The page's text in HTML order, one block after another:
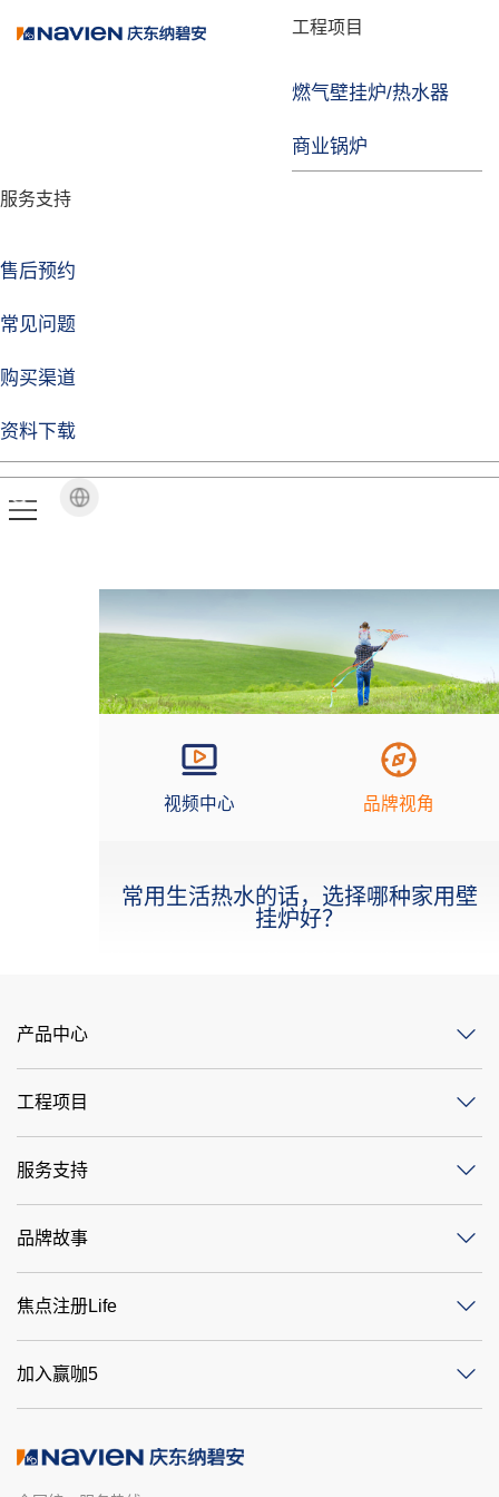
工程项目
燃气壁挂炉/热水器
商业锅炉
服务支持
售后预约
常见问题
购买渠道
资料下载
品牌故事
技术实力
企业动态
焦点注册Life
品牌视角
视频中心 品牌视角
常用生活热水的话，选择哪种家用壁
挂炉好？
产品中心
工程项目
服务支持
品牌故事
焦点注册Life
加入赢咖5